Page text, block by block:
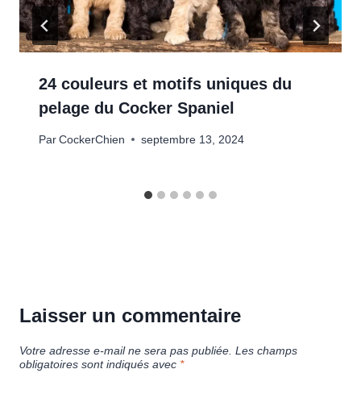
24 couleurs et motifs uniques du
pelage du Cocker Spaniel
Par CockerChien septembre 13, 2024
Laisser un commentaire
Votre adresse e-mail ne sera pas publiée. Les champs
obligatoires sont indiqués avec *